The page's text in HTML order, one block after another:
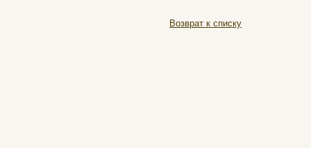
Возврат к списку